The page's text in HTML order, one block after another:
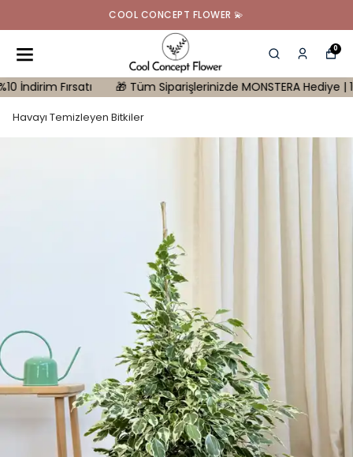
COOL CONCEPT FLOWER 💫
0
Fırsatı 🎁 Tüm Siparişlerinizde MONSTERA Hediye | 10.000
Havayı Temizleyen Bitkiler